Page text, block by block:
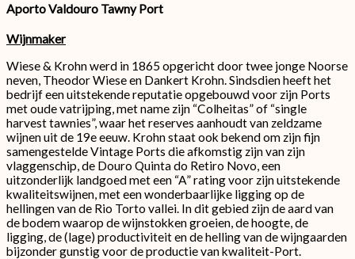
Aporto Valdouro Tawny Port
Wijnmaker
Wiese & Krohn werd in 1865 opgericht door twee jonge Noorse
neven, Theodor Wiese en Dankert Krohn. Sindsdien heeft het
bedrijf een uitstekende reputatie opgebouwd voor zijn Ports
met oude vatrijping, met name zijn “Colheitas” of “single
harvest tawnies”, waar het reserves aanhoudt van zeldzame
wijnen uit de 19e eeuw. Krohn staat ook bekend om zijn fijn
samengestelde Vintage Ports die afkomstig zijn van zijn
vlaggenschip, de Douro Quinta do Retiro Novo, een
uitzonderlijk landgoed met een “A” rating voor zijn uitstekende
kwaliteitswijnen, met een wonderbaarlijke ligging op de
hellingen van de Rio Torto vallei. In dit gebied zijn de aard van
de bodem waarop de wijnstokken groeien, de hoogte, de
ligging, de (lage) productiviteit en de helling van de wijngaarden
bijzonder gunstig voor de productie van kwaliteit-Port.